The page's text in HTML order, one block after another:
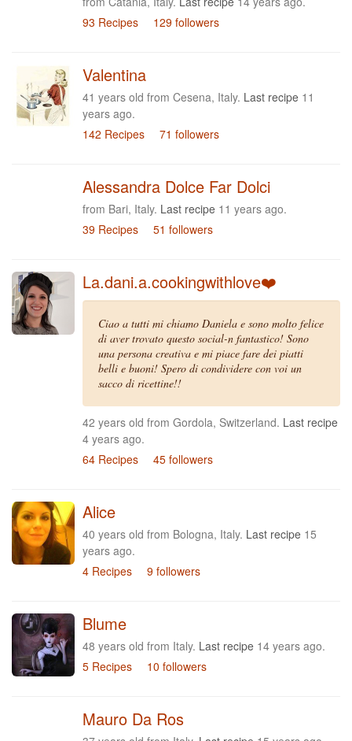
93 Recipes
129 followers
Valentina
41 years old from Cesena, Italy. Last recipe 11
years ago.
142 Recipes
71 followers
Alessandra Dolce Far Dolci
from Bari, Italy. Last recipe 11 years ago.
39 Recipes
51 followers
La.dani.a.cookingwithlove❤️
Ciao a tutti mi chiamo Daniela e sono molto felice
di aver trovato questo social-n fantastico! Sono
una persona creativa e mi piace fare dei piatti
belli e buoni! Spero di condividere con voi un
sacco di ricettine!!
42 years old from Gordola, Switzerland. Last recipe
4 years ago.
64 Recipes
45 followers
Alice
40 years old from Bologna, Italy. Last recipe 15
years ago.
4 Recipes
9 followers
Blume
48 years old from Italy. Last recipe 14 years ago.
5 Recipes
10 followers
Mauro Da Ros